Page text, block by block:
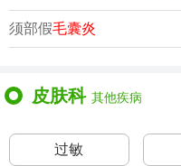
须部假毛囊炎
皮肤科 其他疾病
过敏